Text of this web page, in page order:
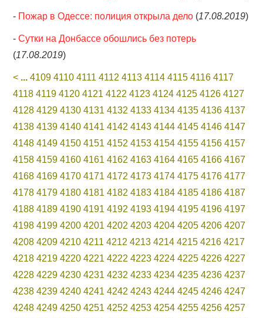
- Пожар в Одессе: полиция открыла дело (17.08.2019)
-Сутки на Донбассе обошлись без потерь
(17.08.2019)
< ... 4109 4110 4111 4112 4113 4114 4115 4116 4117
4118 4119 4120 4121 4122 4123 4124 4125 4126 4127
4128 4129 4130 4131 4132 4133 4134 4135 4136 4137
4138 4139 4140 4141 4142 4143 4144 4145 4146 4147
4148 4149 4150 4151 4152 4153 4154 4155 4156 4157
4158 4159 4160 4161 4162 4163 4164 4165 4166 4167
4168 4169 4170 4171 4172 4173 4174 4175 4176 4177
4178 4179 4180 4181 4182 4183 4184 4185 4186 4187
4188 4189 4190 4191 4192 4193 4194 4195 4196 4197
4198 4199 4200 4201 4202 4203 4204 4205 4206 4207
4208 4209 4210 4211 4212 4213 4214 4215 4216 4217
4218 4219 4220 4221 4222 4223 4224 4225 4226 4227
4228 4229 4230 4231 4232 4233 4234 4235 4236 4237
4238 4239 4240 4241 4242 4243 4244 4245 4246 4247
4248 4249 4250 4251 4252 4253 4254 4255 4256 4257